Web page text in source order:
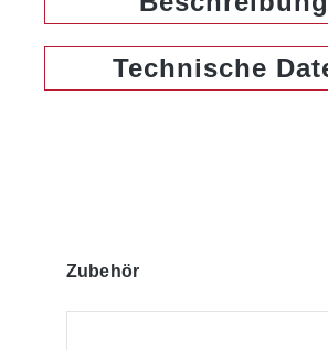
Technische
Produktgalerie überspringen
Zubehör